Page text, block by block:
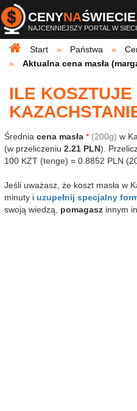
CENYNAŚWIECIE
NAJCENNIEJSZY PORTAL W SIECI
Start
Państwa
Aktualna cena masła
ILE
Średnia cena masła * (200g) w
(w przeliczeniu 2.21 PLN).
100 KZT (tenge) = 0.8852 PLN
Jeśli uważasz, że koszt masła w
minuty i uzupełnij specjalny
swoją wiedzą, pomagasz innym